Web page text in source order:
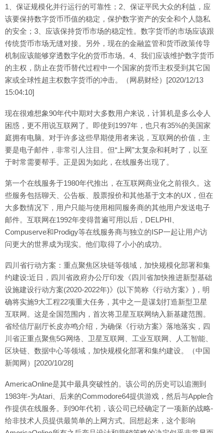
1、保证规模化并行运行的可靠性；2、保证平民大众的利益，应
该要保持数字货币币值的稳定，保护数字资产的安全和个人隐私
的安全；3、应该保持货币市场的稳定性。数字货币的市场应该跟
传统货币市场无缝对接。另外，现在的金融监管和货币政策传导
机制应该能够穿透数字化的货币市场。4、我们应该维护数字货币
的主权，防止在货币替代过程中一个国家的货币主权受到其它国
家或全球性超主权数字货币的冲击。（网易财经）[2020/12/13
15:04:10]
现在很难想象90年代中期对大多数用户来说，计算机是多么令人
困惑，更不用说互联网了。即使到1997年，也只有35%的美国家
庭拥有电脑。对于许多这些早期使用者来说，互联网的价值，主
要是电子邮件，非常引人注目。但“上网”太复杂和耗时了，以至
于时常需要帮手。正是因为如此，在线服务出现了。
第一个在线服务于1980年代推出，在互联网商业化之前很久。这
些服务包括聊天、公告板、股票报价和其他基于文本的UX，但在
大多数情况下，用户只能与使用相同服务商的其他用户发送电子
邮件。互联网在1992年变得普遍可用以后，DELPHI、
Compuserve和Prodigy等在线服务商与独立的ISP一起让用户访
问更大的世界成为现实。他们取得了小小的成功。
四川省行动方案：重点聚焦区块链等领域，加快规模化部署和集
约建设:近日，四川省政府办公厅印发《四川省加快推进新型基础
设施建设行动方案(2020-2022年)》(以下简称《行动方案》)，明
确将实施9大工程22项重大任务，其中之一是谋划打造新型卫星
互联网。这是全国范围内，首次将卫星互联网纳入新基建范围。
省经信厅副厅长皮亦鸣介绍，为确保《行动方案》落地落实，四
川省正重点聚焦5G网络、卫星互联网、工业互联网、人工智能、
区块链、数据中心等领域，加快规模化部署和集约建设。（中国
新闻网）[2020/10/28]
AmericaOnline是其中最具突破性的。该公司的历史可以追溯到
1983年-为Atari、后来的Commodore64提供游戏，然后与Apple合
作提供在线服务。到90年代初，该公司已经确定了一项新的战略-
给非技术人员提供最简单的上网方式。回想起来，这个影响